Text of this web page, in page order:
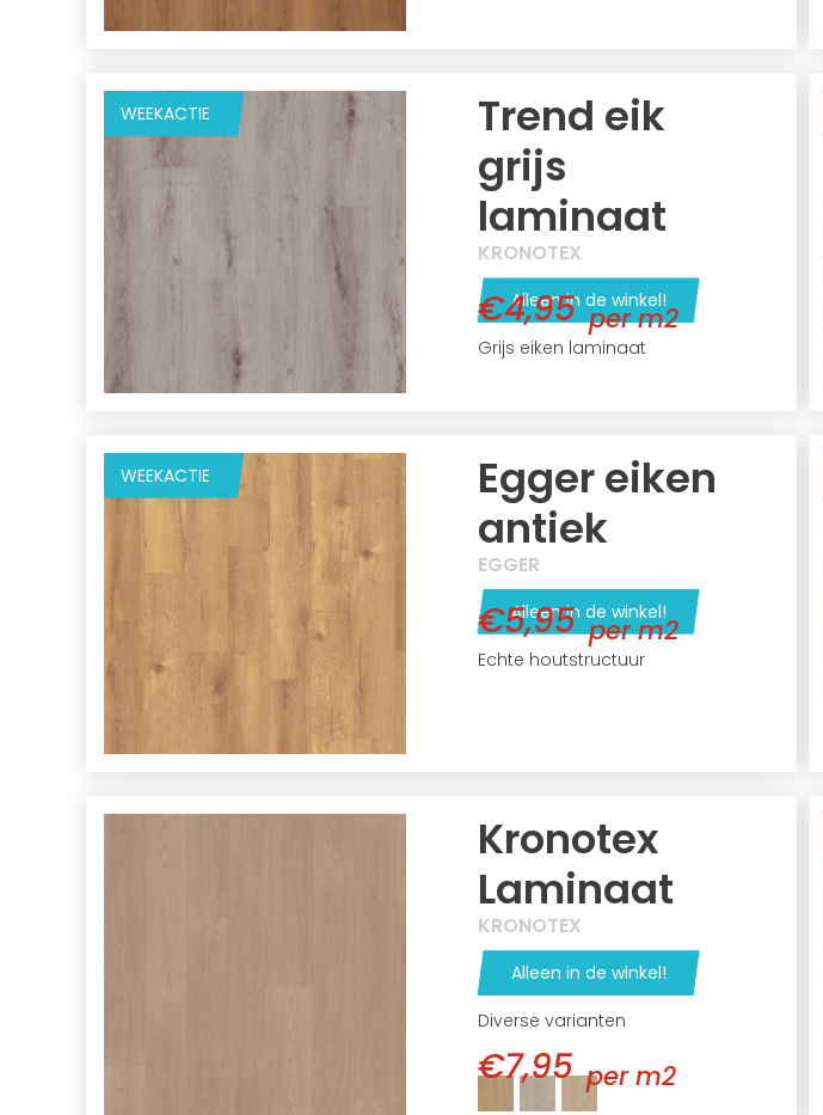
WEEKACTIE
Trend eik
grijs
laminaat
KRONOTEX
Alleen in de winkel!
Grijs eiken laminaat
€4,95 per m2
WEEKACTIE
Egger eiken
antiek
EGGER
Alleen in de winkel!
Echte houtstructuur
€5,95 per m2
Kronotex
Laminaat
KRONOTEX
Alleen in de winkel!
Diverse varianten
€7,95 per m2